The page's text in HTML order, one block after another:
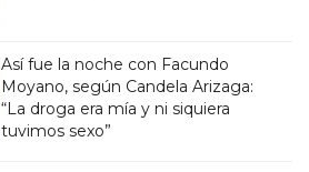
Así fue la noche con Facundo
Moyano, según Candela Arizaga:
“La droga era mía y ni siquiera
tuvimos sexo”